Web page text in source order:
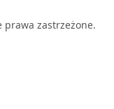
prawa zastrzeżone.